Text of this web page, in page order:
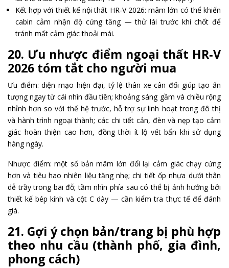
Kết hợp với thiết kế nội thất HR‑V 2026: mâm lớn có thể khiến
cabin cảm nhận độ cứng tăng — thử lái trước khi chốt để
tránh mất cảm giác thoải mái.
20. Ưu nhược điểm ngoại thất HR‑V
2026 tóm tắt cho người mua
Ưu điểm: diện mạo hiện đại, tỷ lệ thân xe cân đối giúp tạo ấn
tượng ngay từ cái nhìn đầu tiên; khoảng sáng gầm và chiều rộng
nhỉnh hơn so với thế hệ trước, hỗ trợ sự linh hoạt trong đô thị
và hành trình ngoại thành; các chi tiết cản, đèn và nẹp tạo cảm
giác hoàn thiện cao hơn, đồng thời ít lộ vết bẩn khi sử dụng
hàng ngày.
Nhược điểm: một số bản mâm lớn đổi lại cảm giác chạy cứng
hơn và tiêu hao nhiên liệu tăng nhẹ; chi tiết ốp nhựa dưới thân
dễ trầy trong bãi đỗ; tầm nhìn phía sau có thể bị ảnh hưởng bởi
thiết kế bép kính và cột C dày — cần kiểm tra thực tế để đánh
giá.
21. Gợi ý chọn bản/trang bị phù hợp
theo nhu cầu (thành phố, gia đình,
phong cách)